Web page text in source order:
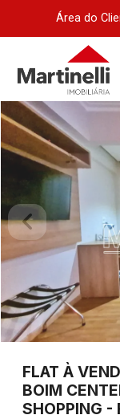
Área do
FLAT À
BOIM
SHOPPING -